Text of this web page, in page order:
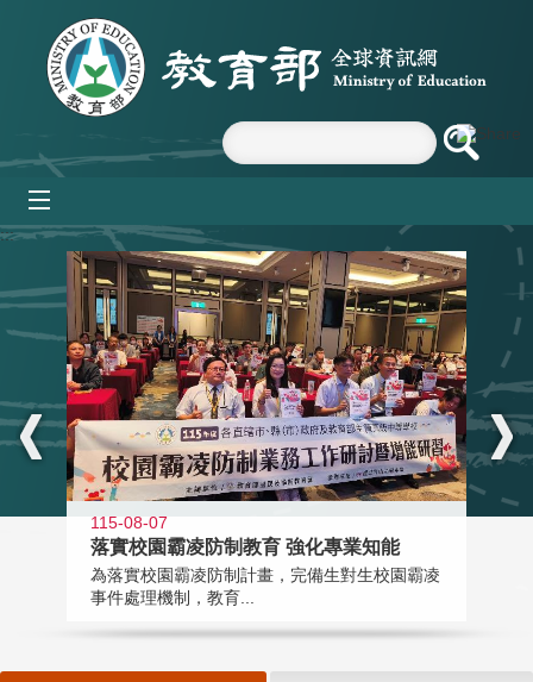
跳到主要內容區塊
:::
115-08-07
落實校園霸凌防制教育 強化專業知能
為落實校園霸凌防制計畫，完備生對生校園霸凌
事件處理機制，教育...